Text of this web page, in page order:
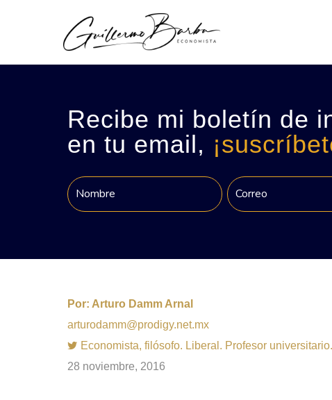
Recibe mi boletín de
en tu email,
Por: Arturo Damm Arnal
arturodamm@prodigy.net.mx
Economista, filósofo. Liberal. Profesor
28 noviembre, 2016